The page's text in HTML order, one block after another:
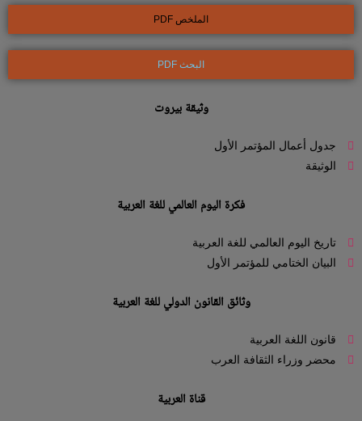
الملخص PDF
البحث PDF
وثيقة بيروت
جدول أعمال المؤتمر الأول
الوثيقة
فكرة اليوم العالمي للغة العربية
تاريخ اليوم العالمي للغة العربية
البيان الختامي للمؤتمر الأول
وثائق القانون الدولي للغة العربية
قانون اللغة العربية
محضر وزراء الثقافة العرب
قناة العربية